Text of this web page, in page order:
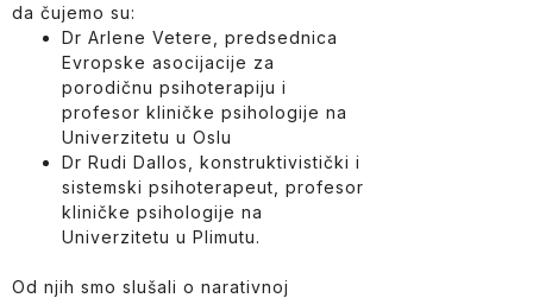
da čujemo su:
Dr Arlene Vetere, predsednica
Evropske asocijacije za
porodičnu psihoterapiju i
profesor kliničke psihologije na
Univerzitetu u Oslu
Dr Rudi Dallos, konstruktivistički i
sistemski psihoterapeut, profesor
kliničke psihologije na
Univerzitetu u Plimutu.
Od njih smo slušali o narativnoj